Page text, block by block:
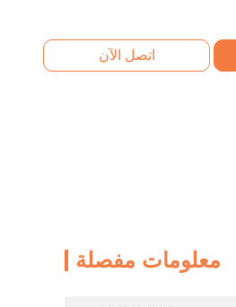
اتصل الآن
معلومات مفصلة